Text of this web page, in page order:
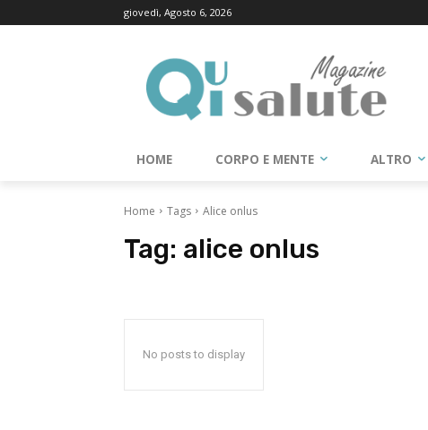
giovedì, Agosto 6, 2026
HOME CORPO E MENTE ALTRO
Home Tags Alice onlus
Tag: alice onlus
No posts to display